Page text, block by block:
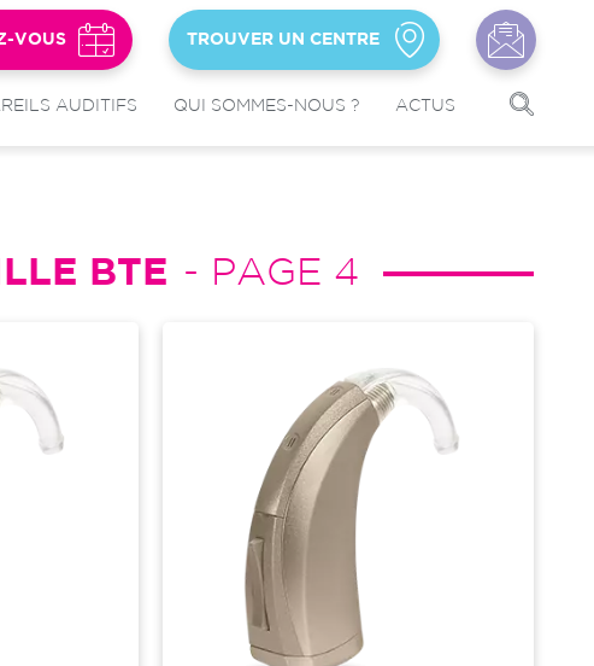
AUDITIFS QUI SOMMES-NOUS ? ACTUS
VOUS TROUVER UN CENTRE
BTE - PAGE 4